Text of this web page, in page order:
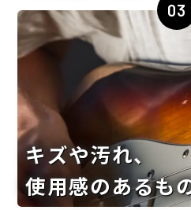
03
キズや汚れ、
使用感のあるも